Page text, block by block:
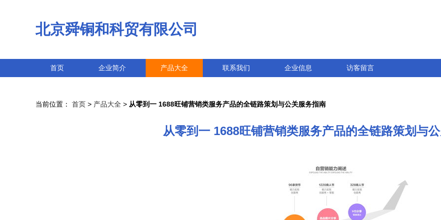
北京舜铜和科贸有限公司
首页 企业简介 产品大全 联系我们 企业信息 访客留言
当前位置： 首页 > 产品大全 > 从零到一 1688旺铺营销类服务产品的全链路策划与公关服务指南
从零到一 1688旺铺营销类服务产品的全链路策划与